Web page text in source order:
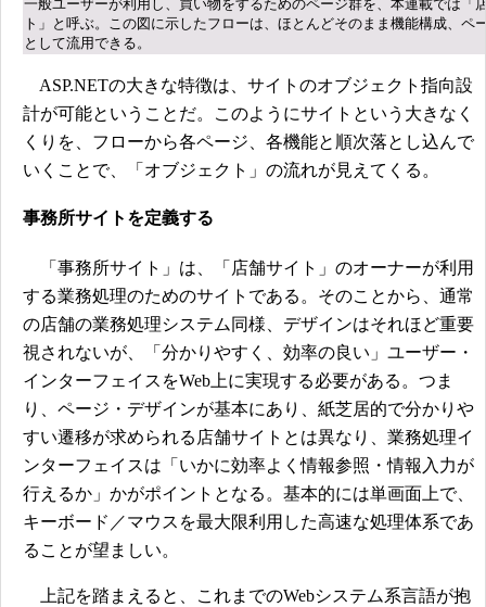
一般ユーザーが利用し、買い物をするためのページ群を、本連載では「
ト」と呼ぶ。この図に示したフローは、ほとんどそのまま機能構成、ペ
として流用できる。
ASP.NETの大きな特徴は、サイトのオブジェクト指向設
計が可能ということだ。このようにサイトという大きなく
くりを、フローから各ページ、各機能と順次落とし込んで
いくことで、「オブジェクト」の流れが見えてくる。
事務所サイトを定義する
「事務所サイト」は、「店舗サイト」のオーナーが利用
する業務処理のためのサイトである。そのことから、通常
の店舗の業務処理システム同様、デザインはそれほど重要
視されないが、「分かりやすく、効率の良い」ユーザー・
インターフェイスをWeb上に実現する必要がある。つま
り、ページ・デザインが基本にあり、紙芝居的で分かりや
すい遷移が求められる店舗サイトとは異なり、業務処理イ
ンターフェイスは「いかに効率よく情報参照・情報入力が
行えるか」かがポイントとなる。基本的には単画面上で、
キーボード／マウスを最大限利用した高速な処理体系であ
ることが望ましい。
上記を踏まえると、これまでのWebシステム系言語が抱